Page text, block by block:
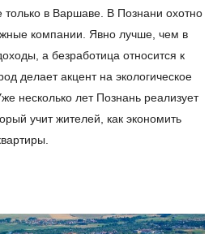
в Варшаве. В Познани охотно
компании. Явно лучше, чем в
а безработица относится к
делает акцент на экологическое
несколько лет Познань реализует
учит жителей, как экономить